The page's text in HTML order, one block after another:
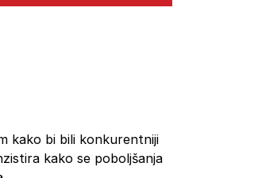
kako bi bili konkurentniji
kako se poboljšanja